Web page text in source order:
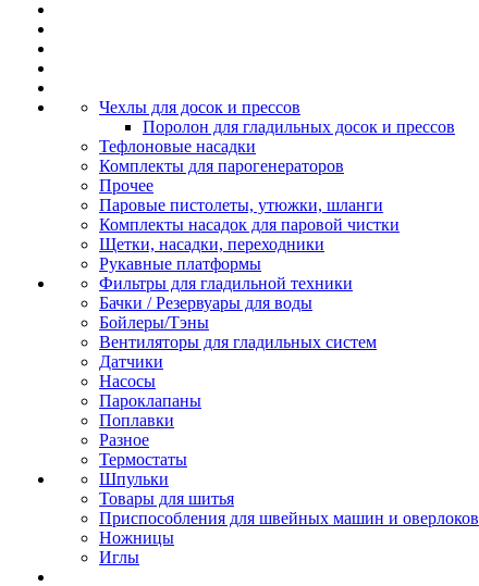
Чехлы для досок и прессов
Поролон для гладильных досок и прессов
Тефлоновые насадки
Комплекты для парогенераторов
Прочее
Паровые пистолеты, утюжки, шланги
Комплекты насадок для паровой чистки
Щетки, насадки, переходники
Рукавные платформы
Фильтры для гладильной техники
Бачки / Резервуары для воды
Бойлеры/Тэны
Вентиляторы для гладильных систем
Датчики
Насосы
Пароклапаны
Поплавки
Разное
Термостаты
Шпульки
Товары для шитья
Приспособления для швейных машин и оверлоков
Ножницы
Иглы